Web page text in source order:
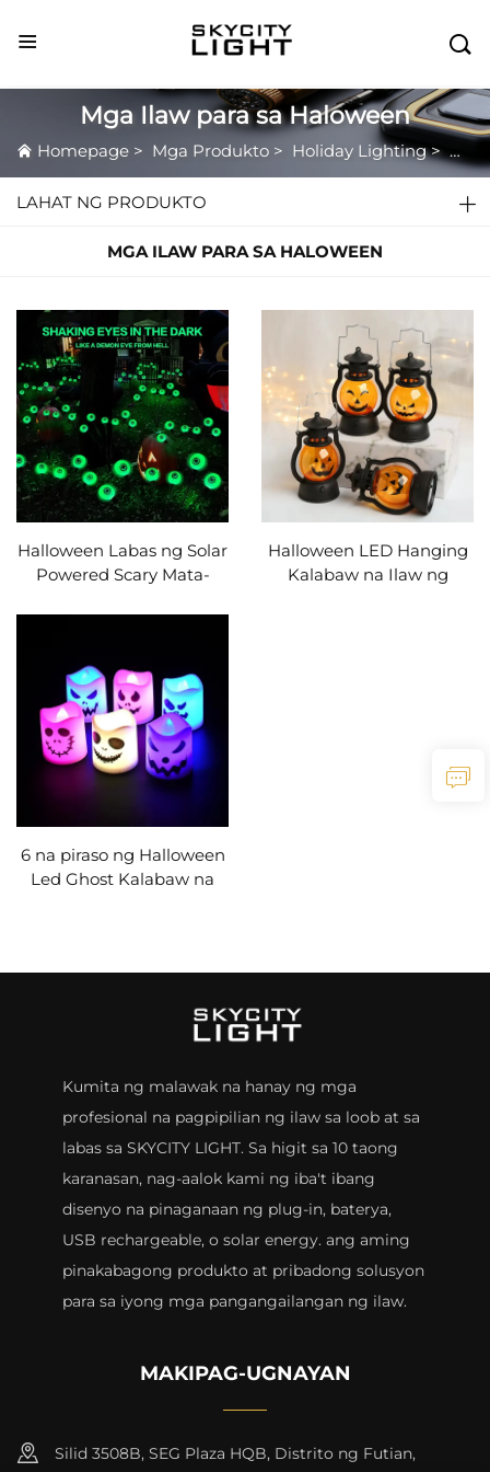

Mga Ilaw para sa Haloween
Homepage > Mga Produkto > Holiday Lighting> Mga
LAHAT NG PRODUKTO
MGA ILAW PARA SA HALOWEEN
Halloween Labas ng Solar
Powered Scary Mata-
Solar Path Lights
Halloween LED Hanging
Kalabaw na Ilaw ng
6 na piraso ng Halloween
Led Ghost Kalabaw na
Decoration Haunted
Kumita ng malawak na hanay ng mga
profesional na pagpipilian ng ilaw sa loob at sa
labas sa SKYCITY LIGHT. Sa higit sa 10 taong
karanasan, nag-aalok kami ng iba't ibang
disenyo na pinaganaan ng plug-in, baterya,
USB rechargeable, o solar energy. ang aming
pinakabagong produkto at pribadong solusyon
para sa iyong mga pangangailangan ng ilaw.
MAKIPAG-UGNAYAN
Silid 3508B, SEG Plaza HQB, Distrito ng Futian,